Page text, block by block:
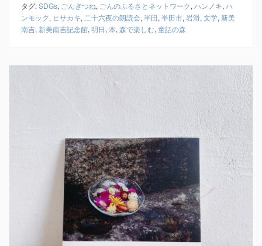
タグ:SDGs, ごんぎつね, ごんのふるさとネットワーク, ハンノキ, ハ
ンモック, ヒサカキ, 二十六夜の朗読会, 半田, 半田市, 岩滑, 文学, 新美
南吉, 新美南吉記念館, 明日, 本, 森で楽しむ, 童話の森